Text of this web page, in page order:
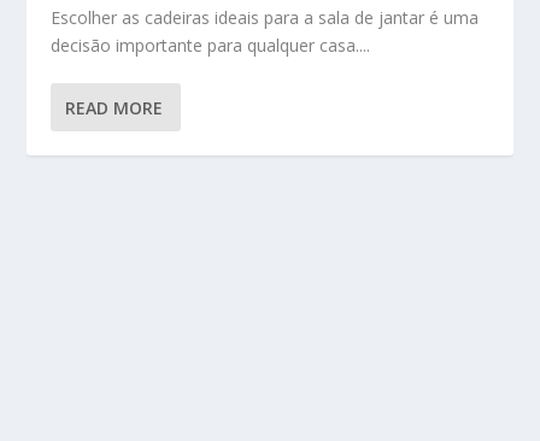
Escolher as cadeiras ideais para a sala de jantar é uma
decisão importante para qualquer casa....
READ MORE